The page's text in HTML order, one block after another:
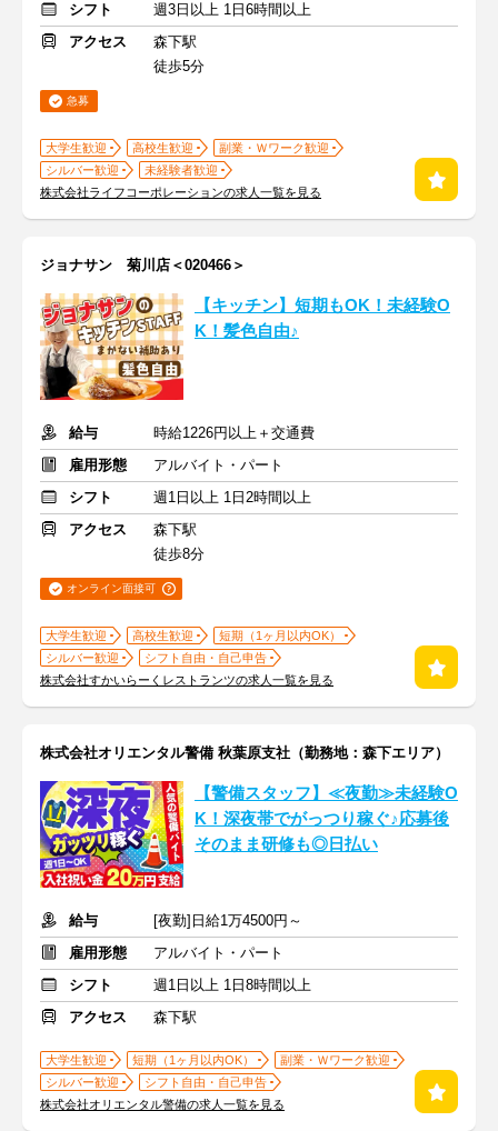
シフト
週3日以上 1日6時間以上
アクセス
森下駅
徒歩5分
急募
大学生歓迎 高校生歓迎
副業・Ｗワーク歓迎
シルバー歓迎
未経験者歓迎
株式会社ライフコーポレーションの求人一覧を見る
ジョナサン 菊川店＜020466＞
【キッチン】短期もOK！未経験O
K！髪色自由♪
給与
時給1226円以上＋交通費
雇用形態
アルバイト・パート
シフト
週1日以上 1日2時間以上
アクセス
森下駅
徒歩8分
オンライン面接可
大学生歓迎 高校生歓迎
短期（1ヶ月以内OK）
シルバー歓迎
シフト自由・自己申告
株式会社すかいらーくレストランツの求人一覧を見る
株式会社オリエンタル警備 秋葉原支社（勤務地：森下エリア）
【警備スタッフ】≪夜勤≫未経験O
K！深夜帯でがっつり稼ぐ♪応募後
そのまま研修も◎日払い
給与
[夜勤]日給1万4500円～
雇用形態
アルバイト・パート
シフト
週1日以上 1日8時間以上
アクセス
森下駅
大学生歓迎 短期（1ヶ月以内OK）
副業・Ｗワーク歓迎
シルバー歓迎
シフト自由・自己申告
株式会社オリエンタル警備の求人一覧を見る